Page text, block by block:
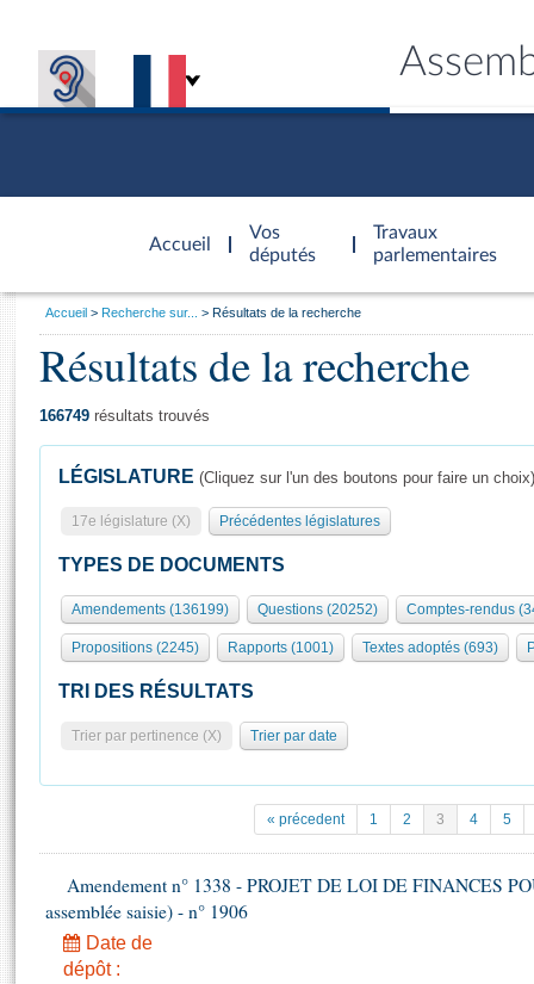
Accueil
d'accueil
Vos
députés
Travaux
parlementaires
Présidence
577 députés
Groupes politiques
Séance publique
Commissions et autres organes
Europe et International
Pétitions
Projets de loi
Propositions de loi
Amendements
Textes adoptés
Général
Rôle et pouvoirs de l'Assemblée
Organisation de l'Assemblée
Présidence Conférence des Présidents Bureau Collège des
Statistiques et chiffres clés
Documents de référence
( Constitution | Règlement de l'Assemblée ... )
Juniors
Visiter l'Assemblée
Visite virtuelle du palais Bourbon
Assister à une séance
Contacts et plan d'accès
Photos libres de droit
Vous
Accueil Recherche sur... Résultats de la recherche
Résultats de la recherche
166749 résultats trouvés
LÉGISLATURE (Cliquez sur l'un des boutons pour faire un choix)
17e législature (X) Précédentes législatures
TYPES DE DOCUMENTS
Amendements (136199) Questions (20252) Comptes-rendus
Propositions (2245) Rapports (1001) Textes adoptés (693)
TRI DES RÉSULTATS
Trier par pertinence (X) Trier par date
« précedent 1 2 3 4 5
Amendement n° 1338 - PROJET DE LOI DE FINANCES
assemblée saisie) - n° 1906
Date de
dépôt :